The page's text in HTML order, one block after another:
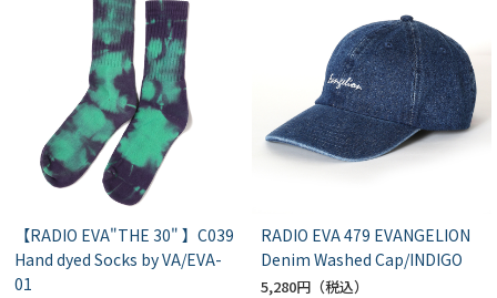
【RADIO EVA"THE 30" 】C039
Hand dyed Socks by VA/EVA-
01
RADIO EVA 479 EVANGELION
Denim Washed Cap/INDIGO
5,280円